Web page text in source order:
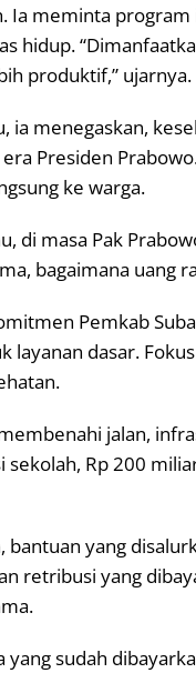
Ia meminta
hidup.
produktif,” ujarnya.
ia menegaskan,
Presiden
ke warga.
di masa Pak
bagaimana uang
Pemkab
layanan dasar.
jalan,
Rp 200
bantuan yang
retribusi yang
yang sudah